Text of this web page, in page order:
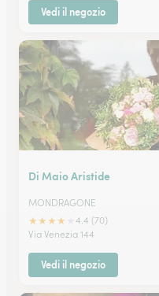
Vedi il negozio
Di Maio Aristide
MONDRAGONE
★★★★
4.4 (70)
Via Venezia 144
Vedi il negozio